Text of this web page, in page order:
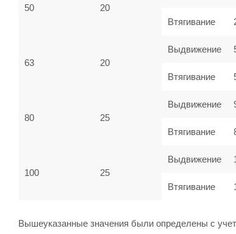
50 20
Втягивание
63 20
Выдвижение
Втягивание
80 25
Выдвижение
Втягивание
100 25
Выдвижение
Втягивание
Вышеуказанные значения были определены с